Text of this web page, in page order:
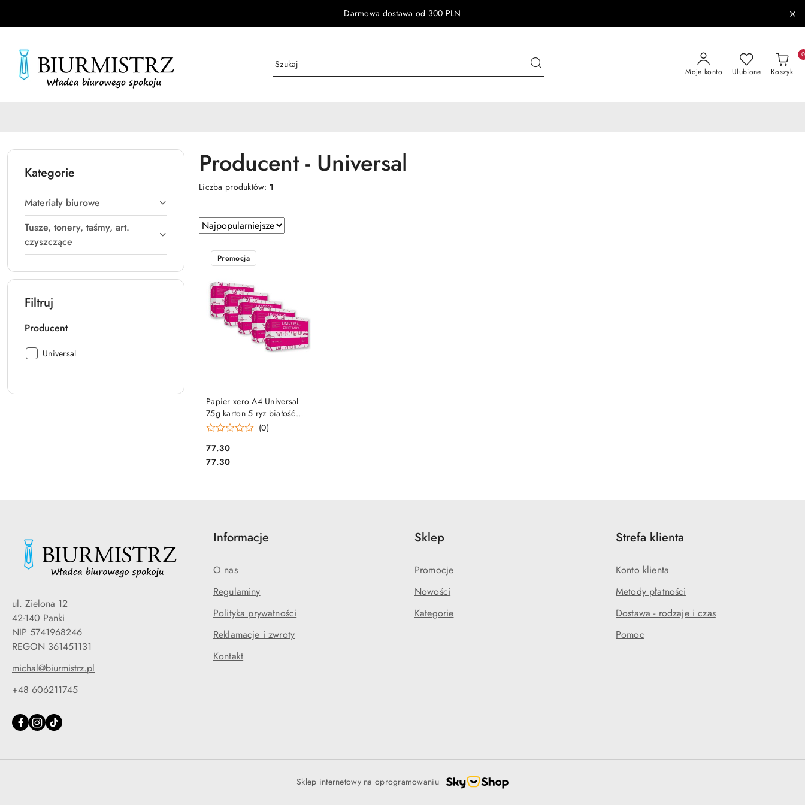
Darmowa dostawa od 300 PLN
Moje konto Ulubione Koszyk
0
Kategorie
Materiały biurowe
Tusze, tonery, taśmy, art.
czyszczące
Filtruj
Producent
Producent:
Universal
Producent - Universal
Liczba produktów: 1
Zastosowano
sortowanie:
Najpopularniejsze.
Sortuj
według
Papier xero A4 Universal
75g karton 5 ryz białość
160
(0)
Cena:
77.30
Cena:
77.30
Promocja
DO KOSZYKA
ul. Zielona 12
42-140 Panki
NIP 5741968246
REGON 361451131
michal@biurmistrz.pl
+48 606211745
Informacje
O nas
Regulaminy
Polityka prywatności
Reklamacje i zwroty
Kontakt
Sklep
Promocje
Nowości
Kategorie
Strefa klienta
Konto klienta
Metody płatności
Dostawa - rodzaje i czas
Pomoc
Sklep internetowy na oprogramowaniu